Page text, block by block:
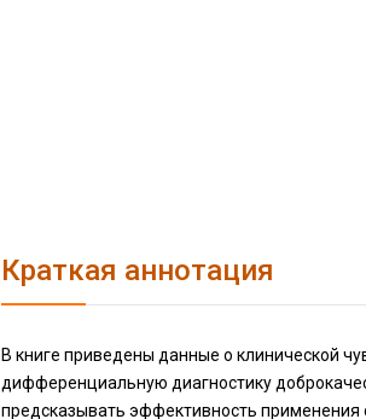
Краткая аннотация
В книге приведены данные о клинической
дифференциальную диагностику
предсказывать эффективность